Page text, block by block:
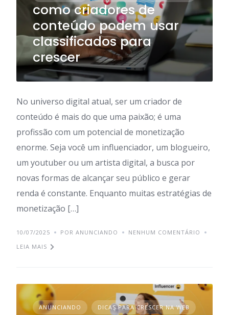
como criadores de
conteúdo podem usar
classificados para
crescer
No universo digital atual, ser um criador de
conteúdo é mais do que uma paixão; é uma
profissão com um potencial de monetização
enorme. Seja você um influenciador, um blogueiro,
um youtuber ou um artista digital, a busca por
novas formas de alcançar seu público e gerar
renda é constante. Enquanto muitas estratégias de
monetização […]
10/07/2025 POR ANUNCIANDO
NENHUM COMENTÁRIO
LEIA MAIS
ANUNCIANDO DICAS PARA CRESCER NA WEB